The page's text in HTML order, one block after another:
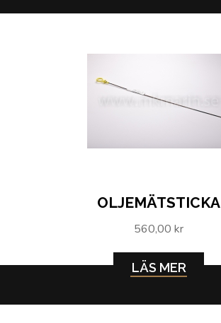
OLJEMÄTSTICKA
560,00 kr
LÄS MER